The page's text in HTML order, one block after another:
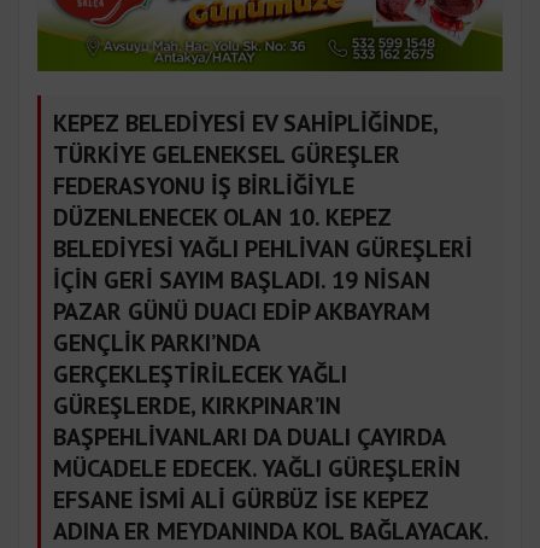
KEPEZ BELEDİYESİ EV SAHİPLİĞİNDE,
TÜRKİYE GELENEKSEL GÜREŞLER
FEDERASYONU İŞ BİRLİĞİYLE
DÜZENLENECEK OLAN 10. KEPEZ
BELEDİYESİ YAĞLI PEHLİVAN GÜREŞLERİ
İÇİN GERİ SAYIM BAŞLADI. 19 NİSAN
PAZAR GÜNÜ DUACI EDİP AKBAYRAM
GENÇLİK PARKI’NDA
GERÇEKLEŞTİRİLECEK YAĞLI
GÜREŞLERDE, KIRKPINAR’IN
BAŞPEHLİVANLARI DA DUALI ÇAYIRDA
MÜCADELE EDECEK. YAĞLI GÜREŞLERİN
EFSANE İSMİ ALİ GÜRBÜZ İSE KEPEZ
ADINA ER MEYDANINDA KOL BAĞLAYACAK.